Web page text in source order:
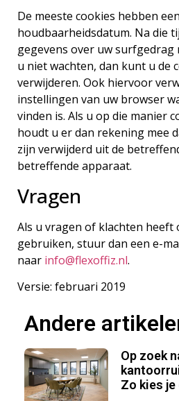
De meeste cookies hebben een
houdbaarheidsdatum. Na die
gegevens over uw
u niet wachten, dan kunt u de
verwijderen. Ook hiervoor
instellingen van uw browser
vinden is. Als u op die manier
houdt u er dan rekening mee
zijn verwijderd uit de
betreffende apparaat.
Vragen
Als u vragen of klachten heeft
gebruiken, stuur dan een e-
naar info@flexoffiz.nl.
Versie: februari 2019
Andere
Op zoek
Zo kies